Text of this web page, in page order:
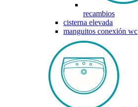
recambios
cisterna elevada
manguitos conexión wc